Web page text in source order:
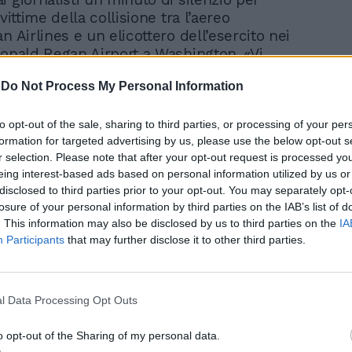
Do Not Process My Personal Information
opt-out of the sale, sharing to third parties, or processing of your
for targeted advertising by us, please use the below opt-out
selection. Please note that after your opt-out request is processed
interest-based ads based on personal information utilized by us
to third parties prior to your opt-out. You may separately
of your personal information by third parties on the IAB’s list of
This information may also be disclosed by us to third parties on the
Participants that may further disclose it to other third parties.
Data Processing Opt Outs
opt-out of the Sharing of my personal data.
della collisione tra l’aereo
Airlines e un elicottero dell’esercito nei
Regan Airport a Washington. «Vi
prima delle 21 di ieri sera il jet regionale
si è scontrato con un
che trasportava tre membri del
sul fiume Potomac - ha affermato
gli aerei si sono schiantati
sono stati immediatamente sommersi
del Potomac, una vera tragedia». Trump
che «le ricerche sono andate
Il presidente ha reso noto che in
statunitense e della National
«Scopriremo come si è verificato